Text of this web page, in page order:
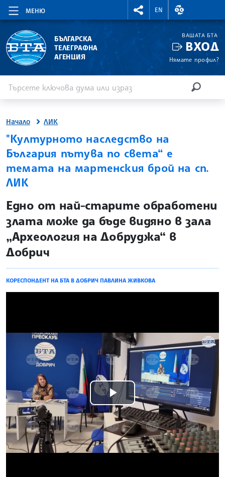
МЕНЮ
RIGHTMENU.SOCIAL
EN
ВАЛУТНИ
БЪЛГАРСКА
ТЕЛЕГРАФНА
АГЕНЦИЯ
ВАШАТА БТА
ВХОД
Нямате профил?
Начало ЛИК
"Културното наследство на
България пътува по света“ е
темата на мартенския брой на сп.
ЛИК
site.bta
Едно от най-старите обработени
злата може да бъде видяно в зала
„Археология на Добруджа“ в
Добрич
КОРЕСПОНДЕНТ НА БТА В ДОБРИЧ ПАВЛИНА ЖИВКОВА
Play
Video